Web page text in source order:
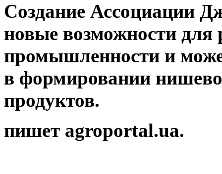
Создание Ассоциации
новые возможности для
промышленности и
в формировании
продуктов.
пишет agroportal.ua.